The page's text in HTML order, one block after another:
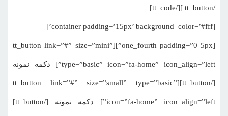
/tt_button ][/tt_code]
[container padding=’15px’ background_color=’#fff’]
[one_fourth padding=”0 5px”][tt_button link=”#” size=”mini”
type=”basic” icon=”fa-home” icon_align=”left”] دکمه نمونه
[/tt_button][tt_button link=”#” size=”small” type=”basic”
icon=”fa-home” icon_align=”left”] دکمه نمونه [/tt_button]